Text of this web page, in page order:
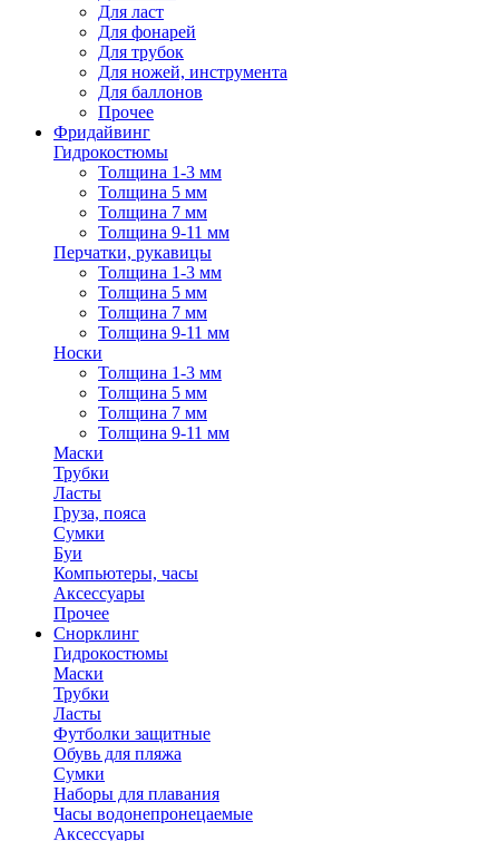
Для ласт
Для фонарей
Для трубок
Для ножей, инструмента
Для баллонов
Прочее
Фридайвинг
Гидрокостюмы
Толщина 1-3 мм
Толщина 5 мм
Толщина 7 мм
Толщина 9-11 мм
Перчатки, рукавицы
Толщина 1-3 мм
Толщина 5 мм
Толщина 7 мм
Толщина 9-11 мм
Носки
Толщина 1-3 мм
Толщина 5 мм
Толщина 7 мм
Толщина 9-11 мм
Маски
Трубки
Ласты
Груза, пояса
Сумки
Буи
Компьютеры, часы
Аксессуары
Прочее
Снорклинг
Гидрокостюмы
Маски
Трубки
Ласты
Футболки защитные
Обувь для пляжа
Сумки
Наборы для плавания
Часы водонепронецаемые
Аксессуары